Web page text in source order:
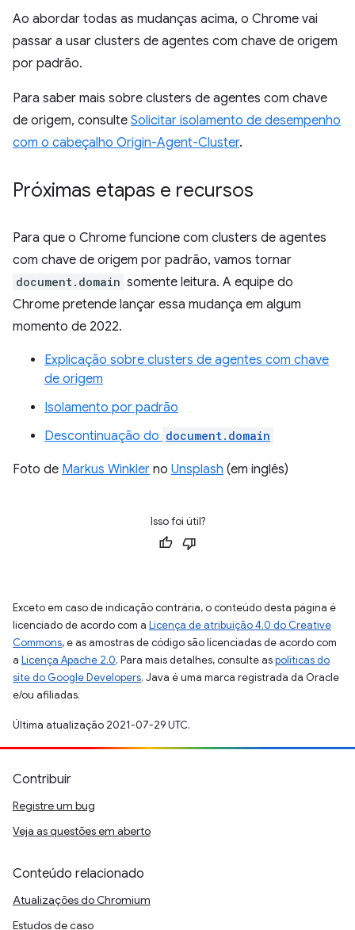
Ao abordar todas as mudanças acima, o Chrome vai
passar a usar clusters de agentes com chave de origem
por padrão.
Para saber mais sobre clusters de agentes com chave
de origem, consulte Solicitar isolamento de desempenho
com o cabeçalho Origin-Agent-Cluster.
Próximas etapas e recursos
Para que o Chrome funcione com clusters de agentes
com chave de origem por padrão, vamos tornar
document.domain somente leitura. A equipe do
Chrome pretende lançar essa mudança em algum
momento de 2022.
Explicação sobre clusters de agentes com chave
de origem
Isolamento por padrão
Descontinuação do document.domain
Foto de Markus Winkler no Unsplash (em inglês)
Isso foi útil?
Exceto em caso de indicação contrária, o conteúdo desta página é
licenciado de acordo com a Licença de atribuição 4.0 do Creative
Commons, e as amostras de código são licenciadas de acordo com
a Licença Apache 2.0. Para mais detalhes, consulte aspolíticas do
site do Google Developers. Java é uma marca registrada da Oracle
e/ou afiliadas.
Última atualização 2021-07-29 UTC.
Contribuir
Registre um bug
Veja as questões em aberto
Conteúdo relacionado
Atualizações do Chromium
Estudos de caso